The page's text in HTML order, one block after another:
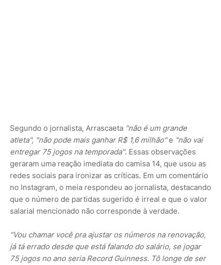
Segundo o jornalista, Arrascaeta "não é um grande
atleta", "não pode mais ganhar R$ 1,6 milhão"e "não vai
entregar 75 jogos na temporada". Essas observações
geraram uma reação imediata do camisa 14, que usou as
redes sociais para ironizar as críticas. Em um comentário
no Instagram, o meia respondeu ao jornalista, destacando
que o número de partidas sugerido é irreal e que o valor
salarial mencionado não corresponde à verdade.
"Vou chamar você pra ajustar os números na renovação,
já tá errado desde que está falando do salário, se jogar
75 jogos no ano seria Record Guinness. Tô longe de ser